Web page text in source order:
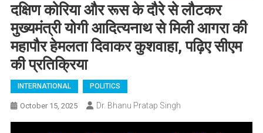
दक्षिण कोरिया और रूस के दौरे से लौटकर
मुख्यमंत्री योगी आदित्यनाथ से मिली आगरा की
महापौर हेमलता दिवाकर कुशवाहा, पढ़िए सीएम
की प्रतिक्रिया
INTERNATIONAL POLITICS
October 15, 2025 Dr. Bhanu Pratap Singh